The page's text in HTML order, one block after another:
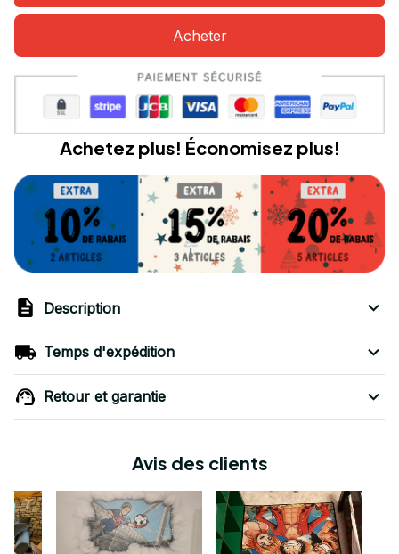
Acheter
Achetez plus! Économisez plus!
Description
Temps d'expédition
Retour et garantie
Avis des clients